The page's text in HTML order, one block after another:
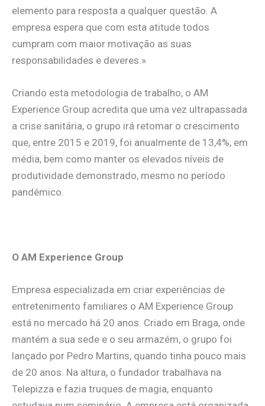
elemento para resposta a qualquer questão. A
empresa espera que com esta atitude todos
cumpram com maior motivação as suas
responsabilidades e deveres.»
Criando esta metodologia de trabalho, o AM
Experience Group acredita que uma vez ultrapassada
a crise sanitária, o grupo irá retomar o crescimento
que, entre 2015 e 2019, foi anualmente de 13,4%, em
média, bem como manter os elevados níveis de
produtividade demonstrado, mesmo no período
pandémico.
O AM Experience Group
Empresa especializada em criar experiências de
entretenimento familiares o AM Experience Group
está no mercado há 20 anos. Criado em Braga, onde
mantém a sua sede e o seu armazém, o grupo foi
lançado por Pedro Martins, quando tinha pouco mais
de 20 anos. Na altura, o fundador trabalhava na
Telepizza e fazia truques de magia, enquanto